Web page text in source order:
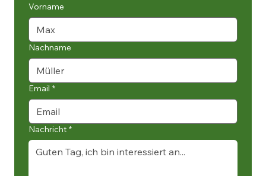
Vorname
Nachname
Email *
Nachricht *